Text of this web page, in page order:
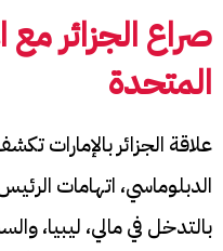
صراع الجزائر مع
المتحدة
علاقة الجزائر بالإمارات
بالتدخل في مالي، ليبيا،